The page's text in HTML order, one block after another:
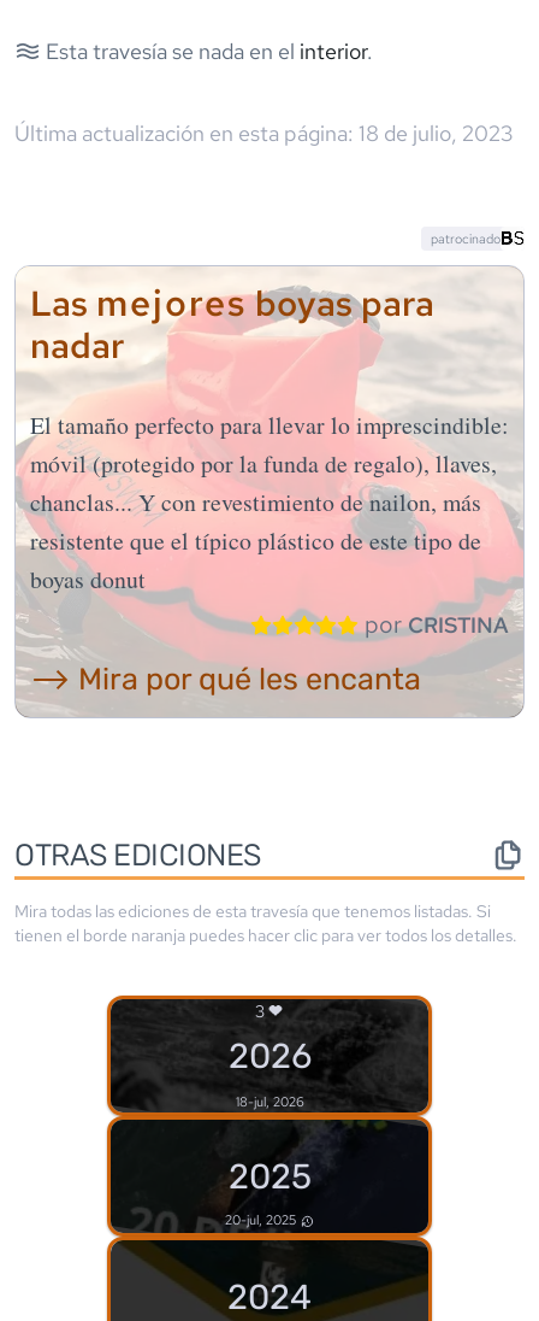
Esta travesía se nada en el interior.
Última actualización en esta página: 18 de julio, 2023
Las mejoresboyas para
nadar
El tamaño perfecto para llevar lo imprescindible:
móvil (protegido por la funda de regalo), llaves,
chanclas... Y con revestimiento de nailon, más
resistente que el típico plástico de este tipo de
boyas donut
porCRISTINA
⟶ Mira por qué les encanta
patrocinado
OTRAS EDICIONES
Mira todas las ediciones de esta travesía que tenemos listadas. Si
tienen el borde naranja puedes hacer clic para ver todos los detalles.
3
2026
18-jul, 2026
2025
20-jul, 2025
2024